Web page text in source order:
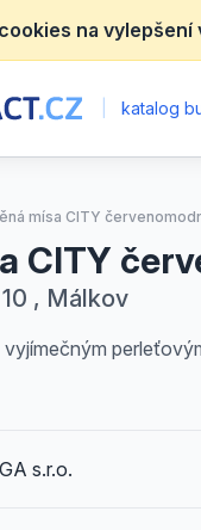
na
katalog
mísa CITY
CITY
, Málkov
s.r.o.